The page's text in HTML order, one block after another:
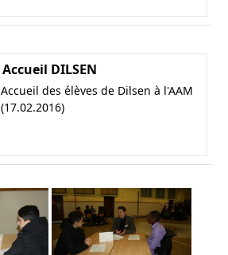
Accueil DILSEN
Accueil des élèves de Dilsen à l'AAM
(17.02.2016)